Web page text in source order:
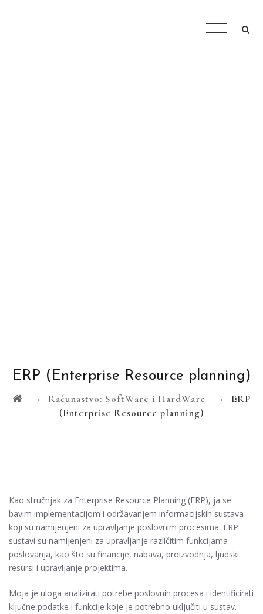
ERP (Enterprise Resource planning)
→ Računastvo: SoftWare i HardWare → ERP
(Enterprise Resource planning)
Kao stručnjak za Enterprise Resource Planning (ERP), ja se
bavim implementacijom i održavanjem informacijskih sustava
koji su namijenjeni za upravljanje poslovnim procesima. ERP
sustavi su namijenjeni za upravljanje različitim funkcijama
poslovanja, kao što su financije, nabava, proizvodnja, ljudski
resursi i upravljanje projektima.
Moja je uloga analizirati potrebe poslovnih procesa i identificirati
ključne podatke i funkcije koje je potrebno uključiti u sustav.